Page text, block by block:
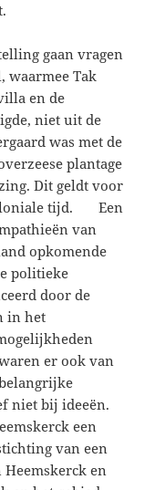
gaan vragen
waarmee Tak
en de
niet uit de
was met de
plantage
Dit geldt voor
tijd. Een
van
opkomende
politieke
door de
in het
er ook van
niet bij ideeën.
een
van een
en